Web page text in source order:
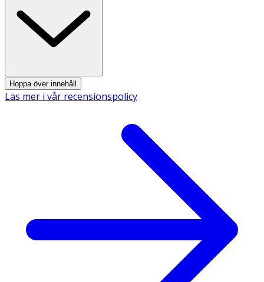
- Doft av lavendelolja från ekologisk odling
- Passar för både hand- och kroppstvätt
Användning
- Tvätta händer eller kropp och skölj av noggrant.
Förvaras i normal rumstemperatur.
Aqua, Helianthus Annuus Seed Oil, Alcohol Denat.,
Potassium Hydroxide, Lavandula Hybrida Oil, Potassium
Citrate, Citric Acid, Olea Europaea Oil, Linalool, Limonene.
100 % av ingredienserna är av naturligt ursprung. 100 %
av ingredienserna av jordbruksursprung kommer från
Hoppa över innehåll
Läs mer i vår recensionspolicy